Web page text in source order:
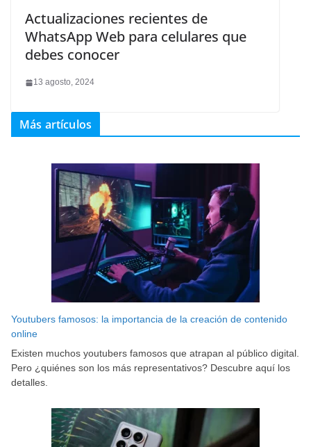
Actualizaciones recientes de
WhatsApp Web para celulares que
debes conocer
13 agosto, 2024
Más artículos
Youtubers famosos: la importancia de la creación de contenido
online
Existen muchos youtubers famosos que atrapan al público digital.
Pero ¿quiénes son los más representativos? Descubre aquí los
detalles.